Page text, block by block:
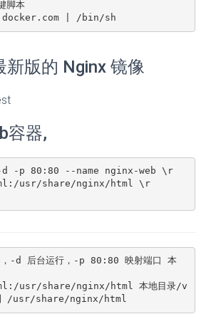
脚本
| /bin/sh
新版的 Nginx 镜像
容器,
-p 80:80 --name nginx-web \r
-d 后台运行，-p 80:80 映射端口 本
usr/share/nginx/html 本地目录/v
/usr/share/nginx/html